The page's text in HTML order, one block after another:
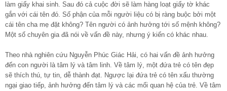
làm giấy khai sinh. Sau đó cả cuộc đời sẽ làm hàng loạt giấy tờ khác
gắn với cái tên đó. Số phận của mỗi người liệu có bị ràng buộc bởi một
cái tên cha mẹ đặt không? Tên người có ảnh hưởng tới số mệnh không?
Một số chuyên gia đã nói về vấn đề này, nhưng ý kiến có khác nhau.
Theo nhà nghiên cứu Nguyễn Phúc Giác Hải, có hai vấn đề ảnh hưởng
đến con người là tâm lý và tâm linh. Về tâm lý, một đứa trẻ có tên đẹp
sẽ thích thú, tự tin, dễ thành đạt. Ngược lại đứa trẻ có tên xấu thường
ngại giao tiếp, ảnh hưởng đến tâm lý và các mối quan hệ của trẻ. Về tâm